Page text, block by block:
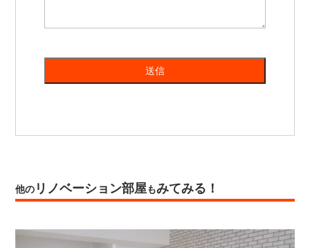
他の リノベーション部屋もみてみる！